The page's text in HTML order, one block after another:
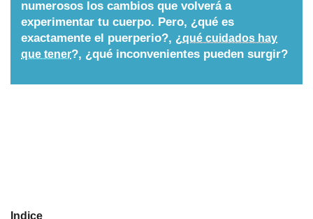
Nombres
numerosos los cambios que volverá a
experimentar tu cuerpo. Pero, ¿qué es
exactamente el puerperio?, ¿qué cuidados hay
que tener?, ¿qué inconvenientes pueden surgir?
Indice